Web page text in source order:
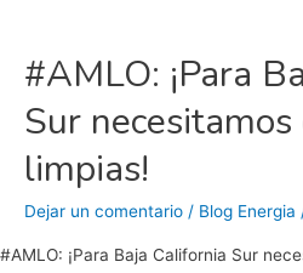
para
terminar
apagones
#AMLO: ¡Para
Sur
limpias!
Dejar un comentario / Blog Energia
#AMLO: ¡Para Baja California Sur